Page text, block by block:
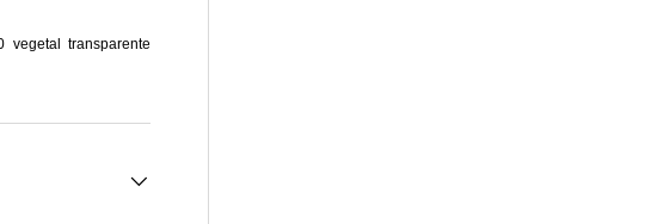
vegetal transparente